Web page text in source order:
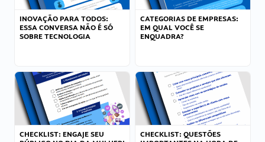
INOVAÇÃO PARA TODOS:
ESSA CONVERSA NÃO É SÓ
SOBRE TECNOLOGIA
CATEGORIAS DE EMPRESAS:
EM QUAL VOCÊ SE
ENQUADRA?
CHECKLIST: ENGAJE SEU
CHECKLIST: QUESTÕES